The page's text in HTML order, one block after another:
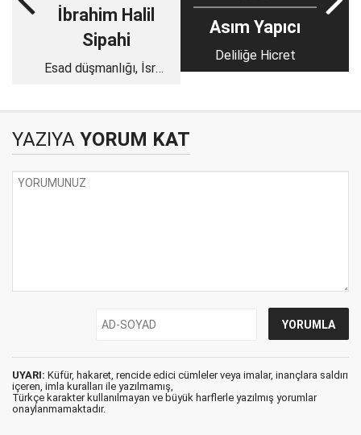
İbrahim Halil
Sipahi
Esad düşmanlığı, İsrail
Asım Yapıcı
Deliliğe Hicret
YAZIYA YORUM KAT
UYARI: Küfür, hakaret, rencide edici cümleler veya imalar, inançlara saldırı
içeren, imla kuralları ile yazılmamış,
Türkçe karakter kullanılmayan ve büyük harflerle yazılmış yorumlar
onaylanmamaktadır.